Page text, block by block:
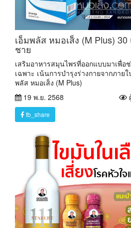
เอ็มพลัส หมอเส็ง (M Plus)
ชาย
เสริมอาหารสมุนไพรที่ออกแบบมาเพื่
เฉพาะ เน้นการบำรุงร่างกายจากภาย
พลัส หมอเส็ง (M Plus)
19 พ.ย. 2568
fb_share